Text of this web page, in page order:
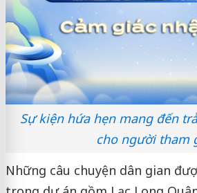
Sự kiện hứa hẹn mang đến
cho người tham
Những câu chuyện dân gian